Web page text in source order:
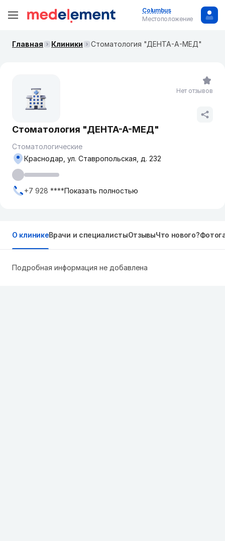
Columbus
Местоположение
Главная Клиники ​Стоматология "ДЕНТА-А-МЕД"
​Стоматология "ДЕНТА-А-МЕД"
Стоматологические
Краснодар, ул. ​Ставропольская, д. 232
+7 928 ****Показать полностью
Нет отзывов
О клиникеВрачи и специалистыОтзывыЧто нового?
Подробная информация не добавлена